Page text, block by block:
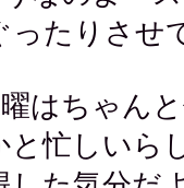
ったりさせ
はちゃんと
と忙しいら